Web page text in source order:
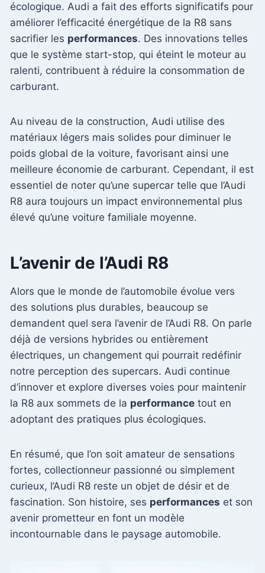
écologique. Audi a fait des efforts significatifs pour
améliorer l’efficacité énergétique de la R8 sans
sacrifier les performances. Des innovations telles
que le système start-stop, qui éteint le moteur au
ralenti, contribuent à réduire la consommation de
carburant.
Au niveau de la construction, Audi utilise des
matériaux légers mais solides pour diminuer le
poids global de la voiture, favorisant ainsi une
meilleure économie de carburant. Cependant, il est
essentiel de noter qu’une supercar telle que l’Audi
R8 aura toujours un impact environnemental plus
élevé qu’une voiture familiale moyenne.
L’avenir de l’Audi R8
Alors que le monde de l’automobile évolue vers
des solutions plus durables, beaucoup se
demandent quel sera l’avenir de l’Audi R8. On parle
déjà de versions hybrides ou entièrement
électriques, un changement qui pourrait redéfinir
notre perception des supercars. Audi continue
d’innover et explore diverses voies pour maintenir
la R8 aux sommets de la performance tout en
adoptant des pratiques plus écologiques.
En résumé, que l’on soit amateur de sensations
fortes, collectionneur passionné ou simplement
curieux, l’Audi R8 reste un objet de désir et de
fascination. Son histoire, ses performances et son
avenir prometteur en font un modèle
incontournable dans le paysage automobile.